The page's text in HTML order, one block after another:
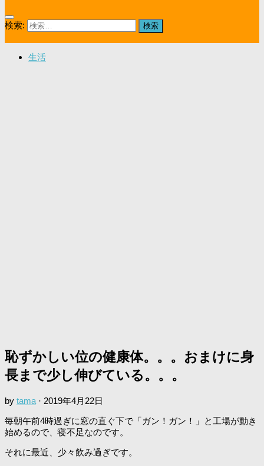
検索:
生活
恥ずかしい位の健康体。。。おまけに身
長まで少し伸びている。。。
by tama · 2019年4月22日
毎朝午前4時過ぎに窓の直ぐ下で「ガン！ガン！」と工場が動き
始めるので、寝不足なのです。
それに最近、少々飲み過ぎです。